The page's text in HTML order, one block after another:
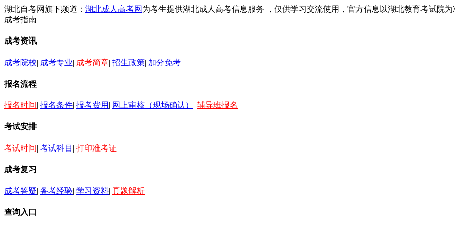
湖北自考网旗下频道： 湖北成人高考网 为考生提供湖北成人高考信息服务 ，仅供学习交流使用，官方信息以湖北教育考试院为
成考指南
成考资讯
成考院校| 成考专业| 成考简章| 招生政策| 加分免考
报名流程
报名时间| 报名条件| 报考费用 | 网上审核（现场确认） | 辅导班报名
考试安排
考试时间| 考试科目 | 打印准考证
成考复习
成考答疑| 备考经验| 学习资料| 真题解析
查询入口